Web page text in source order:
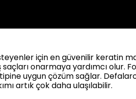
için en güvenilir keratin
saçları onarmaya yardımcı
uygun çözüm sağlar.
artık çok daha ulaşılabilir.